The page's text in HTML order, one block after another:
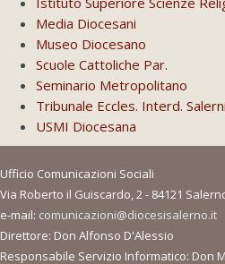
Media Diocesani
Museo Diocesano
Scuole Cattoliche Par.
Seminario Metropolitano
Tribunale Eccles. Interd.
USMI Diocesana
Ufficio Comunicazioni Sociali
Via Roberto il Guiscardo, 2 - 84121
e-mail: comunicazioni@diocesisalerno.it
Direttore: Don Alfonso D'Alessio
Responsabile Servizio Informatico: Don